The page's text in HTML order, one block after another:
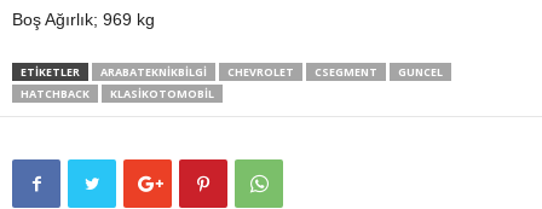
Boş Ağırlık; 969 kg
ETIKETLER ARABATEKNIKBILGI CHEVROLET CSEGMENT
GUNCEL
HATCHBACK
KLASIKOTOMOBIL